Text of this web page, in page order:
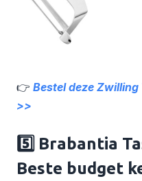
👉 Bestel deze
>>
5️⃣ Brabantia
Beste budget